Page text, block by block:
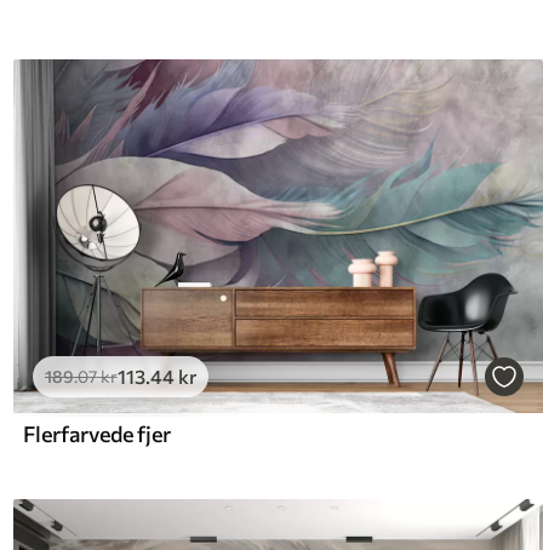
189.07kr113.44 kr
Flerfarvede fjer